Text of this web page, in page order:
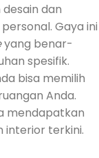
dan
Gaya ini
yang benar-
spesifik.
bisa memilih
Anda.
mendapatkan
interior terkini.